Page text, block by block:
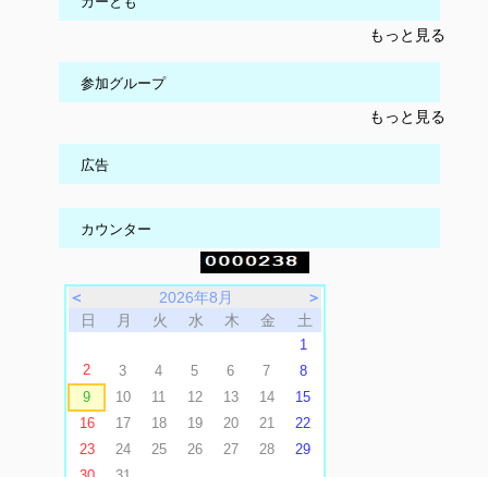
もっと見る
参加グループ
もっと見る
広告
カウンター
＜ 2026年8月
＞
日
月 火 水 木 金 土
1
2
3 4 5 6 7
8
9
10 11 12 13 14
15
16
17 18 19 20 21
22
23
24 25 26 27 28
29